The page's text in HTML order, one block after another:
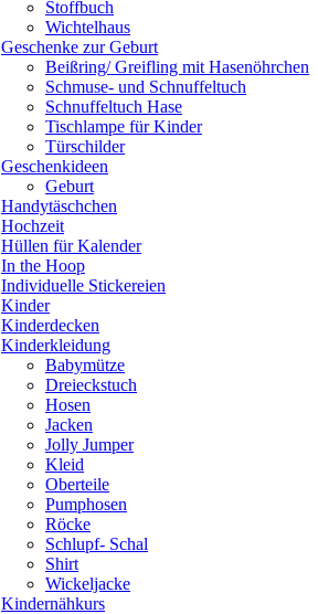
Stoffbuch
Wichtelhaus
Geschenke zur Geburt
Beißring/ Greifling mit Hasenöhrchen
Schmuse- und Schnuffeltuch
Schnuffeltuch Hase
Tischlampe für Kinder
Türschilder
Geschenkideen
Geburt
Handytäschchen
Hochzeit
Hüllen für Kalender
In the Hoop
Individuelle Stickereien
Kinder
Kinderdecken
Kinderkleidung
Babymütze
Dreieckstuch
Hosen
Jacken
Jolly Jumper
Kleid
Oberteile
Pumphosen
Röcke
Schlupf- Schal
Shirt
Wickeljacke
Kindernähkurs